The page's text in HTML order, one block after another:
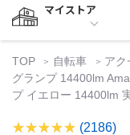
マイストア
TOP 自転車 アク
グランプ 14400lm
プ イエロー 14400lm
(2186)